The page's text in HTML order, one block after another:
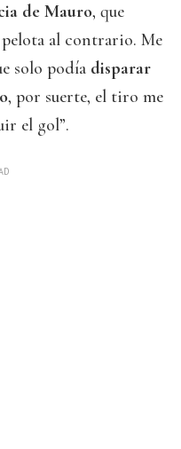
de Mauro, que
al contrario. Me
solo podía disparar
, por suerte, el tiro me
el gol”.